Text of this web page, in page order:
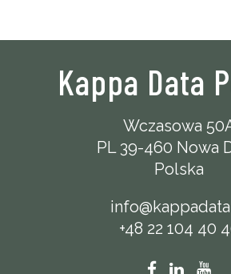
Kappa Data
Wczasowa
PL 39-460 Nowa
Polska
+48 22 104 40